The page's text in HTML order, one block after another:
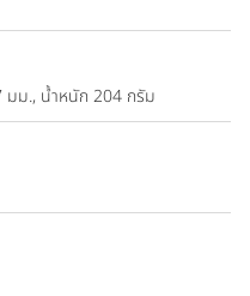
มม., น้ำหนัก 204 กรัม